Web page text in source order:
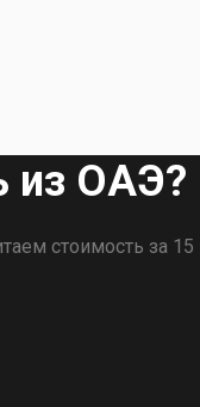
из ОАЭ?
стоимость за 15